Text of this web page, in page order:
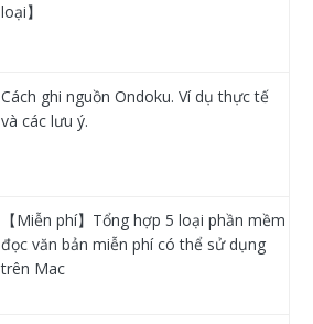
loại】
Cách ghi nguồn Ondoku. Ví dụ thực tế
và các lưu ý.
【Miễn phí】Tổng hợp 5 loại phần mềm
đọc văn bản miễn phí có thể sử dụng
trên Mac